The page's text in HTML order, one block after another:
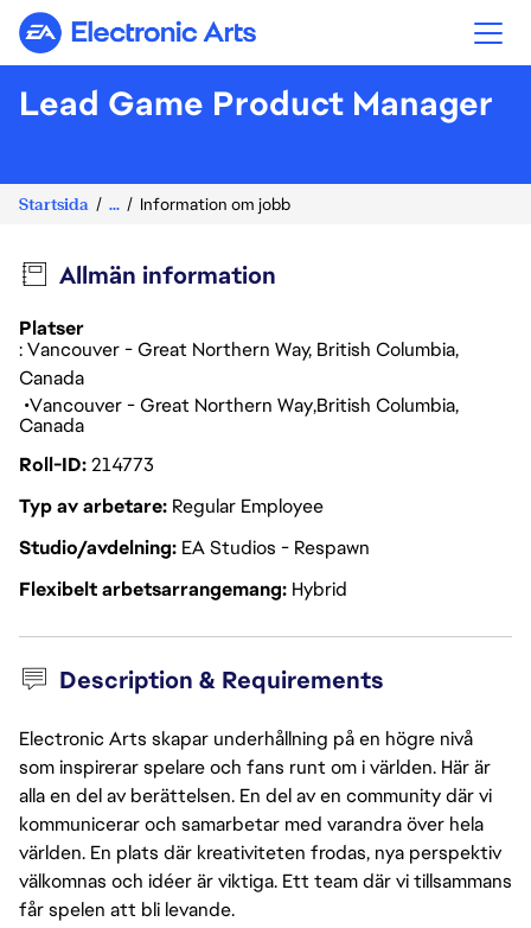
Electronic Arts
Lead Game Product Manager
Startsida ... Information om jobb
Allmän information
Platser
: Vancouver - Great Northern Way, British Columbia,
Canada
Vancouver - Great Northern WayBritish Columbia
Canada
Roll-ID214773
Typ av arbetare Regular Employee
Studio/avdelning EA Studios - Respawn
Flexibelt arbetsarrangemang Hybrid
Description & Requirements
Electronic Arts skapar underhållning på en högre nivå
som inspirerar spelare och fans runt om i världen. Här är
alla en del av berättelsen. En del av en community där vi
kommunicerar och samarbetar med varandra över hela
världen. En plats där kreativiteten frodas, nya perspektiv
välkomnas och idéer är viktiga. Ett team där vi tillsammans
får spelen att bli levande.